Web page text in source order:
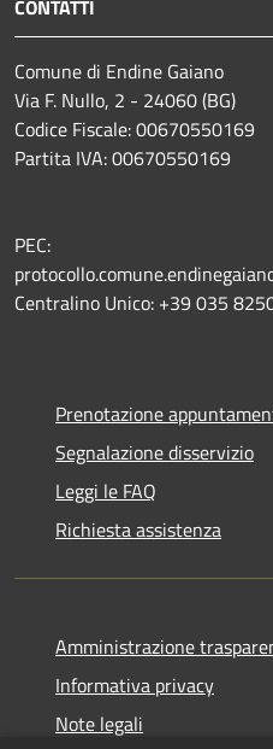
CONTATTI
Comune di Endine Gaiano
Via F. Nullo, 2 - 24060 (BG)
Codice Fiscale: 00670550169
Partita IVA: 00670550169
PEC:
Centralino Unico: +39 035
Prenotazione
Segnalazione disservizio
Leggi le FAQ
Richiesta assistenza
Amministrazione
Informativa privacy
Note legali